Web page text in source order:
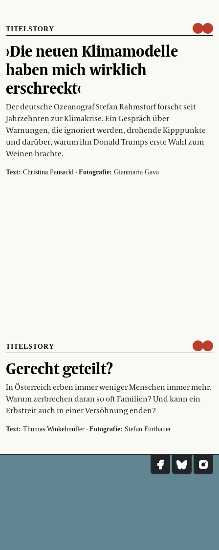
TITELSTORY
›Die neuen Klimamodelle
haben mich wirklich
erschreckt‹
Der deutsche Ozeanograf Stefan Rahmstorf forscht seit
Jahrzehnten zur Klimakrise. Ein Gespräch über
Warnungen, die ignoriert werden, drohende Kipppunkte
und darüber, warum ihn Donald Trumps erste Wahl zum
Weinen brachte.
Text: Christina Pausackl · Fotografie: Gianmaria Gava
TITELSTORY
Gerecht geteilt?
In Österreich erben immer weniger Menschen immer mehr.
Warum zerbrechen daran so oft Familien? Und kann ein
Erbstreit auch in einer Versöhnung enden?
Text: Thomas Winkelmüller · Fotografie: Stefan Fürtbauer